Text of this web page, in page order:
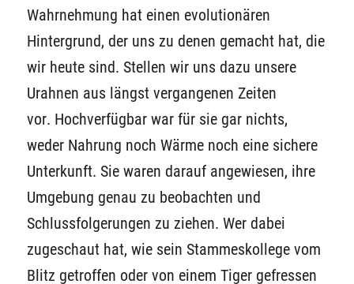
Wahrnehmung hat einen evolutionären
Hintergrund, der uns zu denen gemacht hat, die
wir heute sind. Stellen wir uns dazu unsere
Urahnen aus längst vergangenen Zeiten
vor. Hochverfügbar war für sie gar nichts,
weder Nahrung noch Wärme noch eine sichere
Unterkunft. Sie waren darauf angewiesen, ihre
Umgebung genau zu beobachten und
Schlussfolgerungen zu ziehen. Wer dabei
zugeschaut hat, wie sein Stammeskollege vom
Blitz getroffen oder von einem Tiger gefressen